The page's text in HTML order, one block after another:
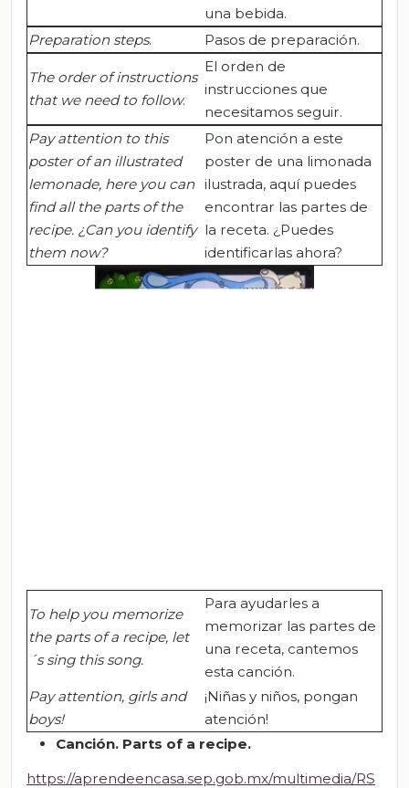
una bebida.
Preparation steps. Pasos de preparación.
The order of instructions
that we need to follow.
El orden de
instrucciones que
necesitamos seguir.
Pay attention to this
poster of an illustrated
lemonade, here you can
find all the parts of the
recipe. ¿Can you identify
them now?
Pon atención a este
poster de una limonada
ilustrada, aquí puedes
encontrar las partes de
la receta. ¿Puedes
identificarlas ahora?
To help you memorize
the parts of a recipe, let
´s sing this song.
Para ayudarles a
memorizar las partes de
una receta, cantemos
esta canción.
Pay attention, girls and
boys!
¡Niñas y niños, pongan
atención!
Canción. Parts of a recipe.
https://aprendeencasa.sep.gob.mx/multimedia/RS